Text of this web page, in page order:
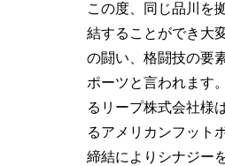
この度、同じ品川を
結することができ大
の闘い、格闘技の要
ポーツと言われます
るリープ株式会社様
るアメリカンフット
締結によりシナジー